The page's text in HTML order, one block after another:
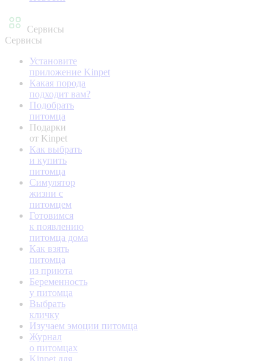
Сервисы
Сервисы
Установите
приложение Kinpet
Какая порода
подходит вам?
Подобрать
питомца
Подарки
от Kinpet
Как выбрать
и купить
питомца
Симулятор
жизни с
питомцем
Готовимся
к появлению
питомца дома
Как взять
питомца
из приюта
Беременность
у питомца
Выбрать
кличку
Изучаем эмоции питомца
Журнал
о питомцах
Kinpet для